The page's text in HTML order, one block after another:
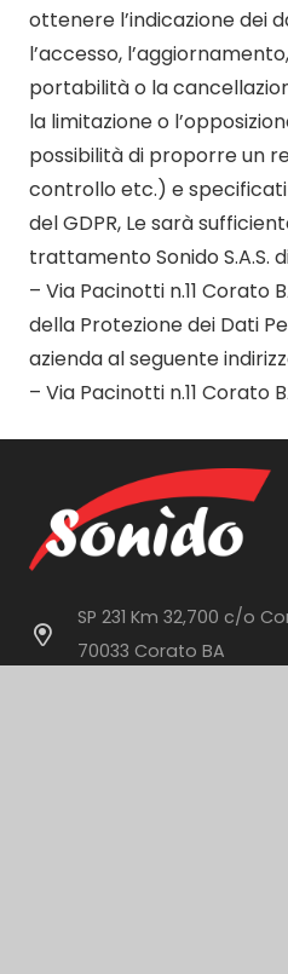
ottenere l’indicazione dei
l’accesso,
portabilità o la
la limitazione o
possibilità di proporre un
controllo etc.) e specificati
del GDPR, Le sarà
trattamento Sonido S.A.S.
– Via Pacinotti n.11 Corato
della Protezione dei Dati
azienda al seguente
– Via Pacinotti n.11 Corato
SP 231 Km 32,700 c/o
70033 Corato BA